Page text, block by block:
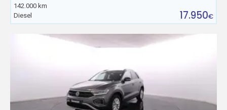
142.000 km
Diesel
17.950€